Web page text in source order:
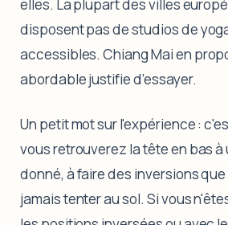
elles. La plupart des villes
disposent pas de studios de
accessibles. Chiang Mai en
abordable justifie d’essayer.
Un petit mot sur l'expérience :
vous retrouverez la tête en bas à
donné, à faire des inversions
jamais tenter au sol. Si vous